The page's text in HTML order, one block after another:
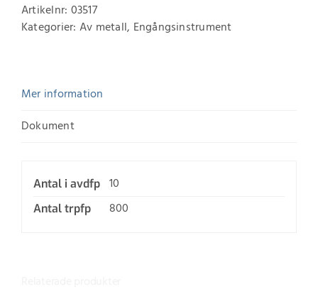
Artikelnr: 03517
Kategorier: Av metall, Engångsinstrument
Mer information
Dokument
Antal i avdfp 10
Antal trpfp 800